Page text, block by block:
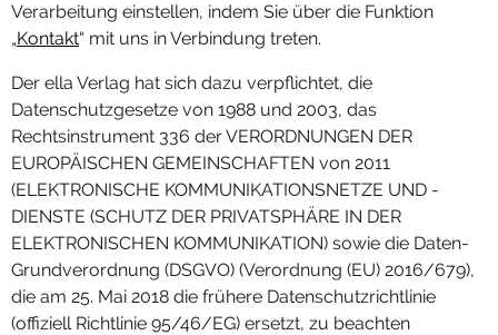
Verarbeitung einstellen, indem Sie über die Funktion
„Kontakt“ mit uns in Verbindung treten.
Der ella Verlag hat sich dazu verpflichtet, die
Datenschutzgesetze von 1988 und 2003, das
Rechtsinstrument 336 der VERORDNUNGEN DER
EUROPÄISCHEN GEMEINSCHAFTEN von 2011
(ELEKTRONISCHE KOMMUNIKATIONSNETZE UND -
DIENSTE (SCHUTZ DER PRIVATSPHÄRE IN DER
ELEKTRONISCHEN KOMMUNIKATION) sowie die Daten-
Grundverordnung (DSGVO) (Verordnung (EU) 2016/679),
die am 25. Mai 2018 die frühere Datenschutzrichtlinie
(offiziell Richtlinie 95/46/EG) ersetzt, zu beachten